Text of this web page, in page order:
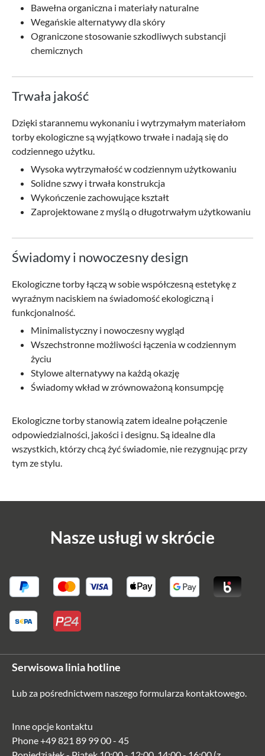
Bawełna organiczna i materiały naturalne
Wegańskie alternatywy dla skóry
Ograniczone stosowanie szkodliwych substancji
chemicznych
Trwała jakość
Dzięki starannemu wykonaniu i wytrzymałym materiałom
torby ekologiczne są wyjątkowo trwałe i nadają się do
codziennego użytku.
Wysoka wytrzymałość w codziennym użytkowaniu
Solidne szwy i trwała konstrukcja
Wykończenie zachowujące kształt
Zaprojektowane z myślą o długotrwałym użytkowaniu
Świadomy i nowoczesny design
Ekologiczne torby łączą w sobie współczesną estetykę z
wyraźnym naciskiem na świadomość ekologiczną i
funkcjonalność.
Minimalistyczny i nowoczesny wygląd
Wszechstronne możliwości łączenia w codziennym
życiu
Stylowe alternatywy na każdą okazję
Świadomy wkład w zrównoważoną konsumpcję
Ekologiczne torby stanowią zatem idealne połączenie
odpowiedzialności, jakości i designu. Są idealne dla
wszystkich, którzy chcą żyć świadomie, nie rezygnując przy
tym ze stylu.
Nasze usługi w skrócie
Serwisowa linia hotline
Lub za pośrednictwem naszegoformularza kontaktowego.
Inne opcje kontaktu
Phone+49 821 89 99 00 - 45